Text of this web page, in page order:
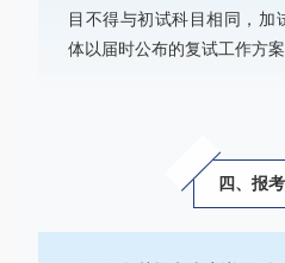
目不得与初试科目相同，加
体以届时公布的复试工作方案
四、报